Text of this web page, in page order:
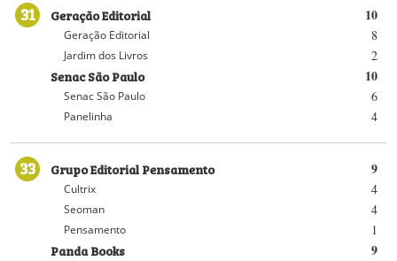
31 10
Geração Editorial
8
Geração Editorial
2
Jardim dos Livros
10
Senac São Paulo
6
Senac São Paulo
4
Panelinha
33 9
Grupo Editorial Pensamento
4
Cultrix
4
Seoman
1
Pensamento
9
Panda Books